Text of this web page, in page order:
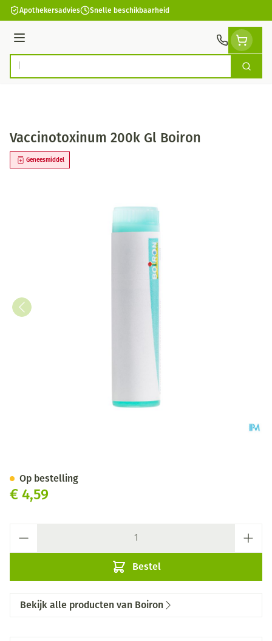
Ga naar de inhoud
Apothekersadvies Snelle beschikbaarheid
Menu
Product, merk, categorie... Zoek
Vaccinotoxinum 200k Gl Boiron
Geneesmiddel
€ 4,59
Bestel
Op bestelling
Bekijk alle producten van Boiron